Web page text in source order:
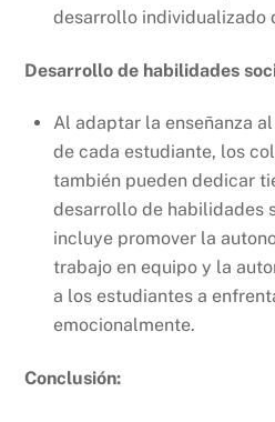
desarrollo individualizado
Desarrollo de habilidades
Al adaptar la enseñanza
de cada estudiante, los
también pueden dedicar
desarrollo de habilidades
incluye promover la
trabajo en equipo y la
a los estudiantes a
emocionalmente.
Conclusión: